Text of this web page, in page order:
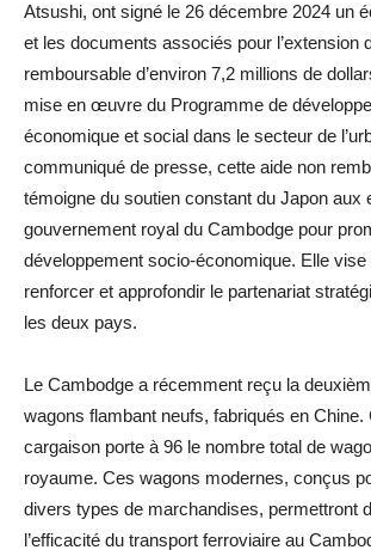
Atsushi, ont signé le 26 décembre 2024 un
et les documents associés pour l’extension
remboursable d’environ 7,2 millions de
mise en œuvre du Programme de
économique et social dans le secteur de
communiqué de presse, cette aide non
témoigne du soutien constant du Japon aux
gouvernement royal du Cambodge pour
développement socio-économique. Elle vise
renforcer et approfondir le partenariat
les deux pays.
Le Cambodge a récemment reçu la
wagons flambant neufs, fabriqués en Chine.
cargaison porte à 96 le nombre total de
royaume. Ces wagons modernes, conçus
divers types de marchandises, permettront
l’efficacité du transport ferroviaire au